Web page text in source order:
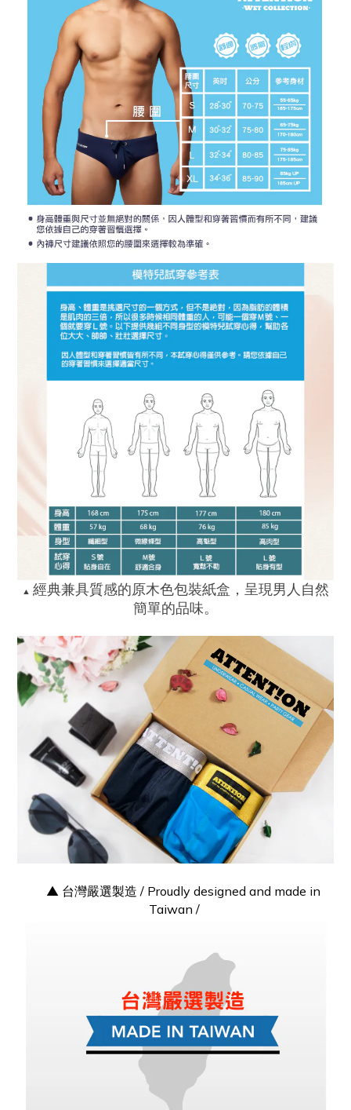
▲ 經典兼具質感的原木色包裝紙盒，呈現男人自然
簡單的品味。
▲ 台灣嚴選製造 / Proudly designed and made in
Taiwan /